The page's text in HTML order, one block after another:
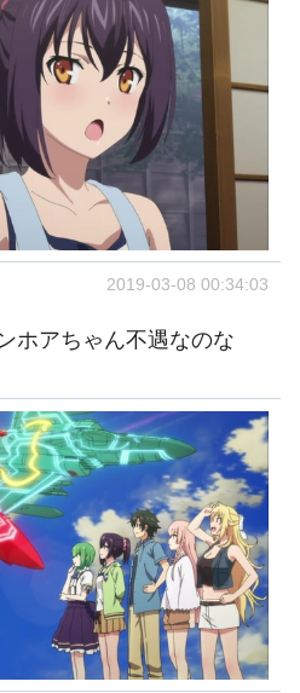
2019-03-08 00:34:03
ホアちゃん不遇なのな